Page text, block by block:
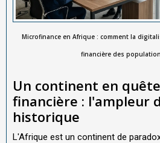
Microfinance en Afrique : comment la
financière des
Un continent en
financière : l'ampleur
historique
L'Afrique est un continent de